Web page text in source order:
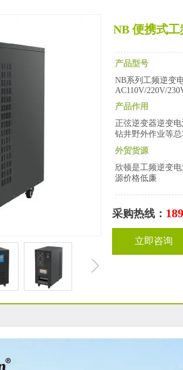
采购热线 ：
产品型号
NB系列工频逆变
AC110V/220V/
产品作用
正弦逆变器逆变
钻井野外作业等
外贸货源
欣顿是工频逆变
源价格低廉
NB 便携式
立即咨询